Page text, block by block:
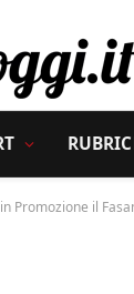
Promozione il